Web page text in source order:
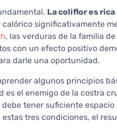
La coliflor es rica
calórico significativamente
, las verduras de la familia
con un efecto positivo
darle una oportunidad.
algunos principios
es el enemigo de la costra
tener suficiente espacio
tres condiciones, el